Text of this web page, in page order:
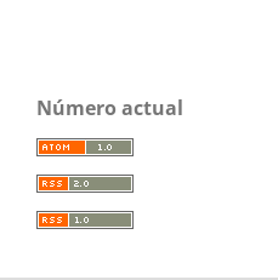
Número actual